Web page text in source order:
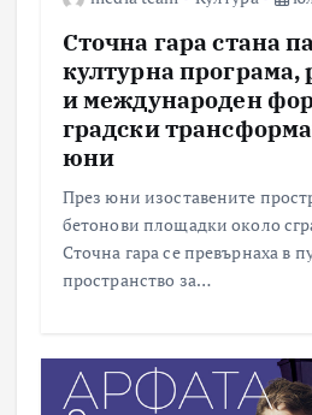
Сточна гара стана
културна
и международен
градски
юни
През юни изоставените
бетонови площадки около
Сточна гара се превърнаха в
пространство за…